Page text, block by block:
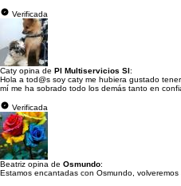
Verificada
Caty opina de Pl Multiservicios Sl:
Hola a tod@s soy caty me hubiera gustado
mí me ha sobrado todo los demás tanto en
Verificada
Beatriz opina de Osmundo:
Estamos encantadas con Osmundo,